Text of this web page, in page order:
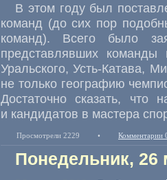
В этом году был
команд (до сих пор
команд). Всего было
представлявших команды
Уральского, Усть-Катава,
не только географию
Достаточно сказать,
что
и кандидатов в мастера
Просмотрели 2229 • Комментарии
Понедельник, 26